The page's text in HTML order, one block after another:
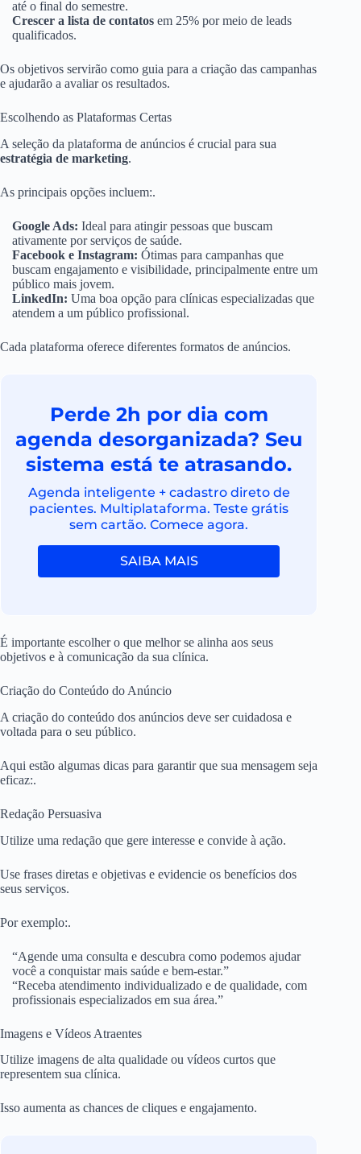
até o final do semestre.
Crescer a lista de contatos em 25% por meio de leads
qualificados.
Os objetivos servirão como guia para a criação das campanhas
e ajudarão a avaliar os resultados.
Escolhendo as Plataformas Certas
A seleção da plataforma de anúncios é crucial para sua
estratégia de marketing.
As principais opções incluem:.
Google Ads: Ideal para atingir pessoas que buscam
ativamente por serviços de saúde.
Facebook e Instagram: Ótimas para campanhas que
buscam engajamento e visibilidade, principalmente entre um
público mais jovem.
LinkedIn: Uma boa opção para clínicas especializadas que
atendem a um público profissional.
Cada plataforma oferece diferentes formatos de anúncios.
Perde 2h por dia com
agenda desorganizada? Seu
sistema está te atrasando.
Agenda inteligente + cadastro direto de
pacientes. Multiplataforma. Teste grátis
sem cartão. Comece agora.
SAIBA MAIS
É importante escolher o que melhor se alinha aos seus
objetivos e à comunicação da sua clínica.
Criação do Conteúdo do Anúncio
A criação do conteúdo dos anúncios deve ser cuidadosa e
voltada para o seu público.
Aqui estão algumas dicas para garantir que sua mensagem seja
eficaz:.
Redação Persuasiva
Utilize uma redação que gere interesse e convide à ação.
Use frases diretas e objetivas e evidencie os benefícios dos
seus serviços.
Por exemplo:.
“Agende uma consulta e descubra como podemos ajudar
você a conquistar mais saúde e bem-estar.”
“Receba atendimento individualizado e de qualidade, com
profissionais especializados em sua área.”
Imagens e Vídeos Atraentes
Utilize imagens de alta qualidade ou vídeos curtos que
representem sua clínica.
Isso aumenta as chances de cliques e engajamento.